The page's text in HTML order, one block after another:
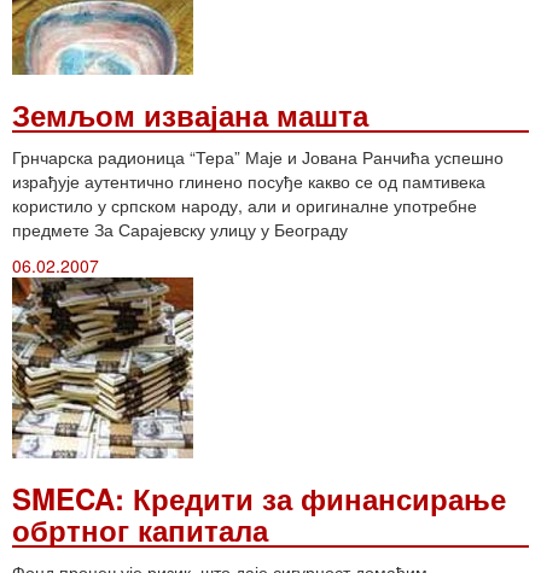
Земљом извајана машта
Грнчарска радионица “Тера” Маје и Јована Ранчића успешно
израђује аутентично глинено посуђе какво се од памтивека
користило у српском народу, али и оригиналне употребне
предмете За Сарајевску улицу у Београду
06.02.2007
SMECA: Кредити за финансирање
обртног капитала